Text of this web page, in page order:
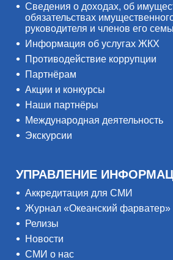
Сведения о доходах, об
обязательствах
руководителя и членов его
Информация об услугах ЖКХ
Противодействие коррупции
Партнёрам
Акции и конкурсы
Наши партнёры
Международная деятельность
Экскурсии
УПРАВЛЕНИЕ
Аккредитация для СМИ
Журнал «Океанский фарватер»
Релизы
Новости
СМИ о нас